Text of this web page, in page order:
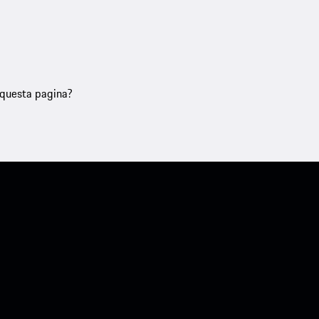
pagina?